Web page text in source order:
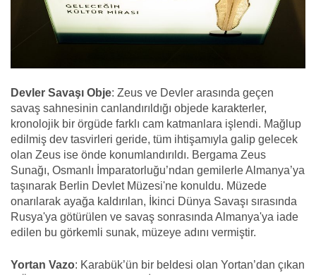
Devler Savaşı Obje: Zeus ve Devler arasında geçen
savaş sahnesinin canlandırıldığı objede karakterler,
kronolojik bir örgüde farklı cam katmanlara işlendi. Mağlup
edilmiş dev tasvirleri geride, tüm ihtişamıyla galip gelecek
olan Zeus ise önde konumlandırıldı. Bergama Zeus
Sunağı, Osmanlı İmparatorluğu’ndan gemilerle Almanya’ya
taşınarak Berlin Devlet Müzesi'ne konuldu. Müzede
onarılarak ayağa kaldırılan, İkinci Dünya Savaşı sırasında
Rusya'ya götürülen ve savaş sonrasında Almanya'ya iade
edilen bu görkemli sunak, müzeye adını vermiştir.
Yortan Vazo: Karabük’ün bir beldesi olan Yortan’dan çıkan